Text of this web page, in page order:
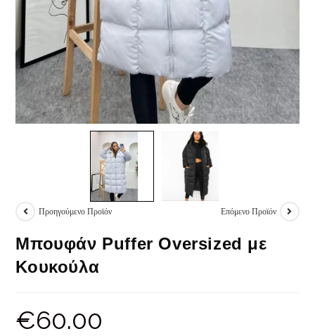
Προηγούμενο Προϊόν Επόμενο Προϊόν
Μπουφάν Puffer Oversized με
Κουκούλα
€60.00